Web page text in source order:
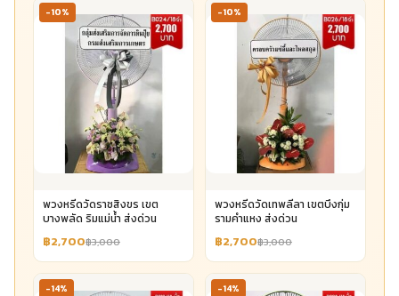
-10%
พวงหรีดวัดราชสิงขร เขต
บางพลัด ริมแม่น้ำ ส่งด่วน
฿2,700฿3,000
-10%
พวงหรีดวัดเทพลีลา เขตบึงกุ่ม
รามคำแหง ส่งด่วน
฿2,700฿3,000
-14% -14%